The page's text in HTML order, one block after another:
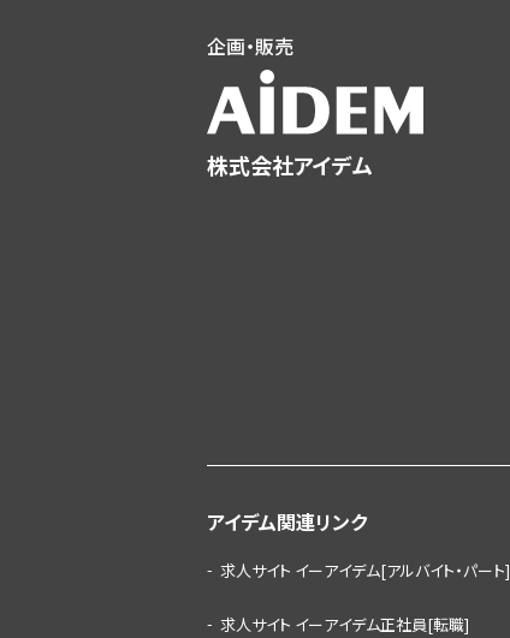
企画・販売
株式会社アイデム
アイデム関連リンク
求人サイト イーアイデム[アルバイト・パート]
求人サイト イーアイデム正社員[転職]